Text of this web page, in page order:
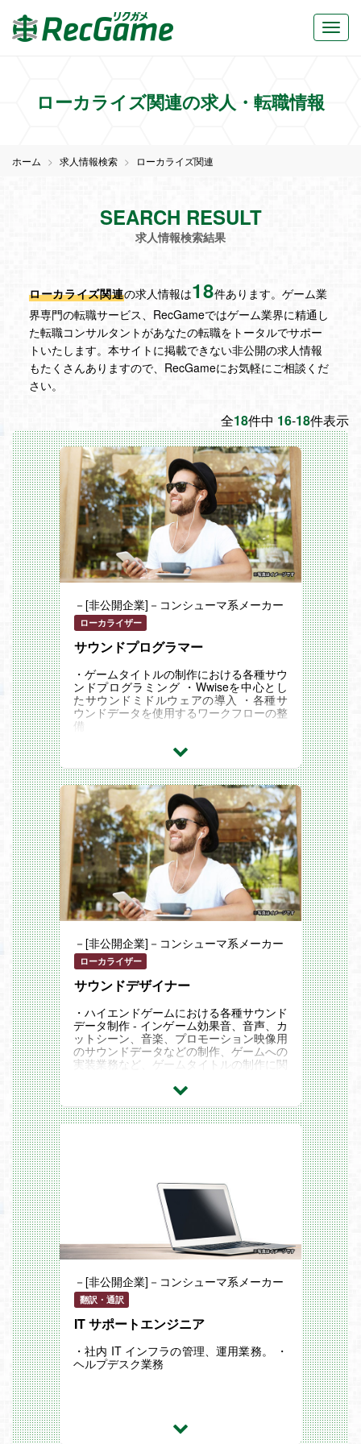
ローカライズ関連の求人・転職情報
ホーム 求人情報検索 ローカライズ関連
SEARCH RESULT
求人情報検索結果
ローカライズ関連の求人情報は18件あります。ゲーム業
界専門の転職サービス、RecGameではゲーム業界に精通し
た転職コンサルタントがあなたの転職をトータルでサポー
トいたします。本サイトに掲載できない非公開の求人情報
もたくさんありますので、RecGameにお気軽にご相談くだ
さい。
全18件中 16-18件表示
－[非公開企業]－コンシューマ系メーカー
ローカライザー
サウンドプログラマー
・ゲームタイトルの制作における各種サウ
ンドプログラミング ・Wwiseを中心とし
たサウンドミドルウェアの導入 ・各種サ
ウンドデータを使用するワークフローの整
備
－[非公開企業]－コンシューマ系メーカー
ローカライザー
サウンドデザイナー
・ハイエンドゲームにおける各種サウンド
データ制作 - インゲーム効果音、音声、カ
ットシーン、音楽、プロモーション映像用
のサウンドデータなどの制作、ゲームへの
実装業務など、ゲームタイトルの制作に関
－[非公開企業]－コンシューマ系メーカー
翻訳・通訳
IT サポートエンジニア
・社内 IT インフラの管理、運用業務。 ・
ヘルプデスク業務